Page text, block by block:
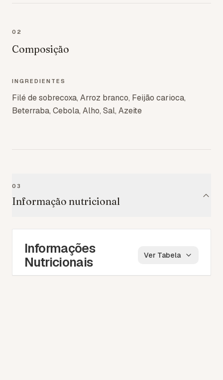
02
Composição
INGREDIENTES
Filé de sobrecoxa, Arroz branco, Feijão carioca,
Beterraba, Cebola, Alho, Sal, Azeite
03
Informação nutricional
Informações
Nutricionais
Ver Tabela